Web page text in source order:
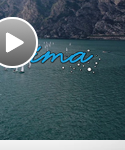
Play
Video